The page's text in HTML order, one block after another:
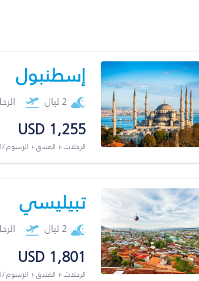
إسطنبول
2 ليال
USD 1,255
الرحلات + الفندق +
تبيليسي
2 ليال
USD 1,801
الرحلات + الفندق +